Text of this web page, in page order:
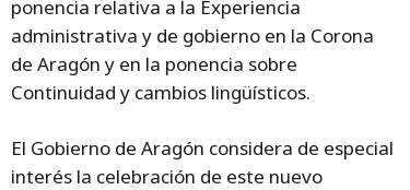
ponencia relativa a la Experiencia
administrativa y de gobierno en la Corona
de Aragón y en la ponencia sobre
Continuidad y cambios lingüísticos.
El Gobierno de Aragón considera de especial
interés la celebración de este nuevo